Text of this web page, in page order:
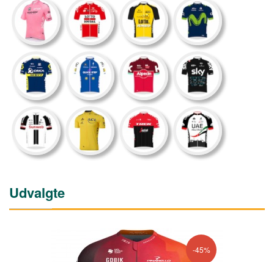
Udvalgte
-45%